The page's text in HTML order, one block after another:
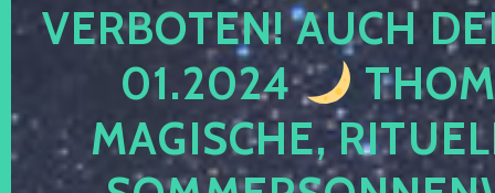
VERBOTEN! AUCH
01.2024
MAGISCHE,